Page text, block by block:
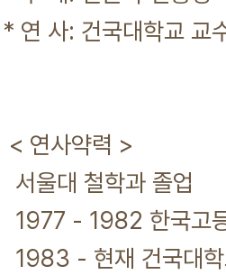
* 연 사: 건국대학교 교
< 연사약력 >
서울대 철학과 졸업
1977 - 1982 한국고
1983 - 현재 건국대